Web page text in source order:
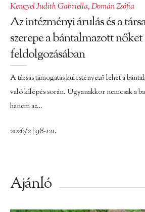
Kengyel Judith Gabriella,Domán Zsófia
Az intézményi árulás és a
szerepe a bántalmazott
feldolgozásában
A társas támogatás kulcstényező lehet a
való kilépés során. Ugyanakkor nemcsak a
hanem az…
2026/2 | 98-121.
Ajánló